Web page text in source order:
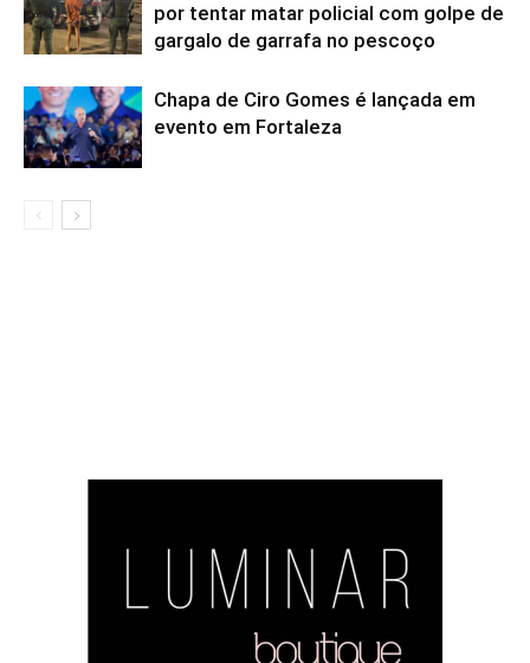
por tentar matar policial com golpe de
gargalo de garrafa no pescoço
Chapa de Ciro Gomes é lançada em
evento em Fortaleza